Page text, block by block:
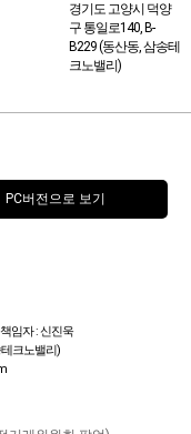
경기도 고양시 덕양
구 통일로140, B-
B229 (동산동, 삼송테
크노밸리)
PC버전으로 보기
임자 : 신진욱
테크노밸리)